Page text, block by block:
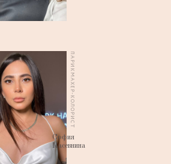
ПАРИКМАХЕР-КОЛОРИСТ
София
Масевнина